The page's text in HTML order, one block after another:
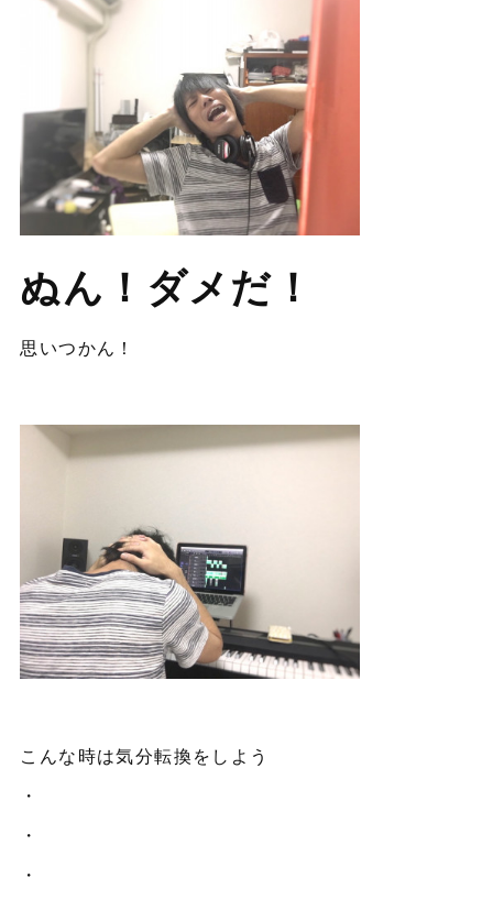
ぬん！ダメだ！
思いつかん！
こんな時は気分転換をしよう
・
・
・